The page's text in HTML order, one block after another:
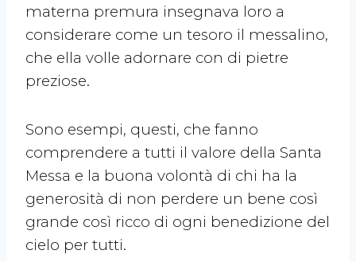
materna premura insegnava loro a
considerare come un tesoro il messalino,
che ella volle adornare con di pietre
preziose.
Sono esempi, questi, che fanno
comprendere a tutti il valore della Santa
Messa e la buona volontà di chi ha la
generosità di non perdere un bene così
grande così ricco di ogni benedizione del
cielo per tutti.